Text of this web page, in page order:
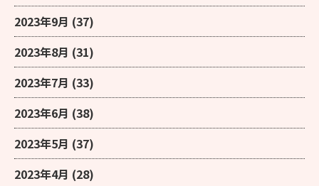
2023年9月 (37)
2023年8月 (31)
2023年7月 (33)
2023年6月 (38)
2023年5月 (37)
2023年4月 (28)